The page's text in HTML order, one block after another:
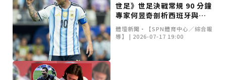
世足》世足決戰常規 90 分鐘
專家何昱奇剖析西班牙與阿
根廷之爭
體壇新聞•【SPN體育中心／綜合報
導】 | 2026-07-17 19:00